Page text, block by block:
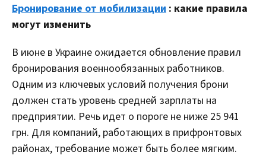
Бронирование от мобилизации : какие правила
могут изменить
В июне в Украине ожидается обновление правил
бронирования военнообязанных работников.
Одним из ключевых условий получения брони
должен стать уровень средней зарплаты на
предприятии. Речь идет о пороге не ниже 25 941
грн. Для компаний, работающих в прифронтовых
районах, требование может быть более мягким.